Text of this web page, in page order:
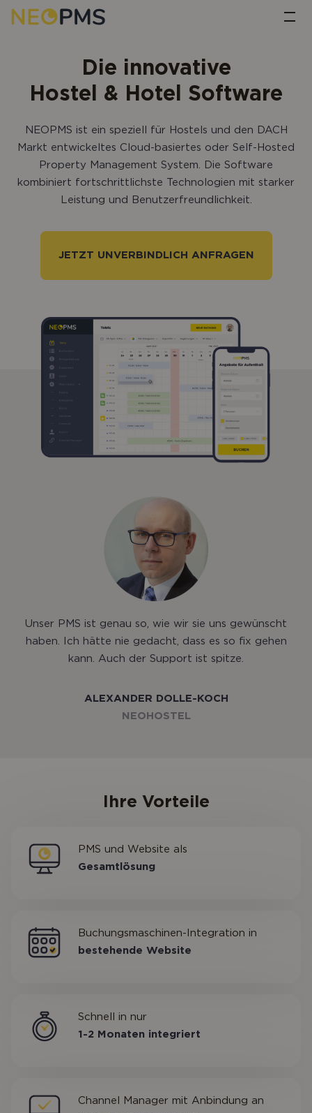
Startseite
Die innovative
Hostel & Hotel Software
NEOPMS ist ein speziell für Hostels und den DACH
Markt entwickeltes Cloud-basiertes oder Self-Hosted
Property Management System. Die Software
kombiniert fortschrittlichste Technologien mit starker
Leistung und Benutzerfreundlichkeit.
JETZT UNVERBINDLICH ANFRAGEN
Unser PMS ist genau so, wie wir sie uns gewünscht
haben. Ich hätte nie gedacht, dass es so fix gehen
kann. Auch der Support ist spitze.
ALEXANDER DOLLE-KOCH
NEOHOSTEL
Ihre Vorteile
PMS und Website als
Gesamtlösung
Buchungsmaschinen-Integration in
bestehende Website
Schnell in nur
1-2 Monaten integriert
Channel Manager mit Anbindung an